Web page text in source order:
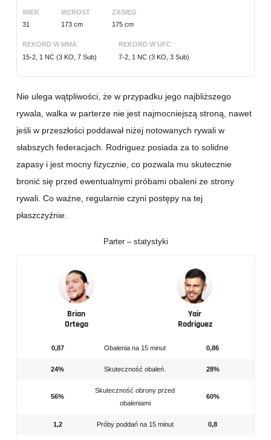
WIEK
31
WZROST
173 cm
ZASIĘG
175 cm
REKORD W MMA
15-2, 1 NC (3 KO, 7 Sub)
REKORD W UFC
7-2, 1 NC (3 KO, 3 Sub)
Nie ulega wątpliwości, że w przypadku jego najbliższego
rywala, walka w parterze nie jest najmocniejszą stroną, nawet
jeśli w przeszłości poddawał niżej notowanych rywali w
słabszych federacjach. Rodriguez posiada za to solidne
zapasy i jest mocny fizycznie, co pozwala mu skutecznie
bronić się przed ewentualnymi próbami obaleni ze strony
rywali. Co ważne, regularnie czyni postępy na tej
płaszczyźnie.
Parter – statystyki
Brian
Ortega
Yair
Rodriguez
0,87 Obalenia na 15 minut 0,86
24% Skuteczność obaleń. 28%
56%
Skuteczność obrony przed
obaleniami
60%
1,2 Próby poddań na 15 minut 0,8